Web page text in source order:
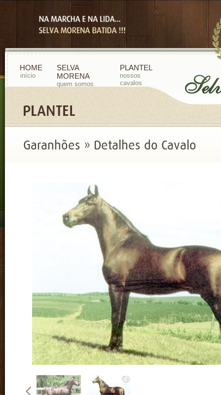
HOME
início
SELVA
MORENA
quem somos
PLANTEL
nossos
cavalos
PLANTEL
Garanhões » Detalhes do Cavalo